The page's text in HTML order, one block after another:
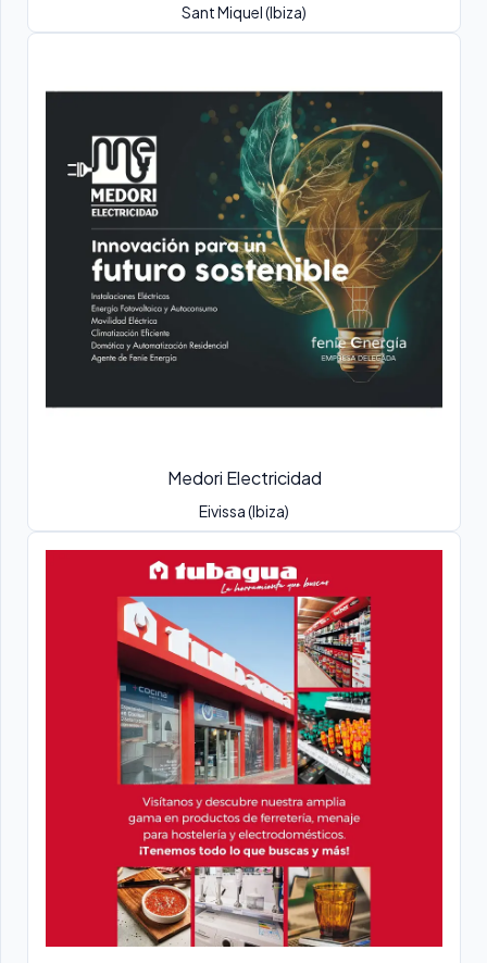
Sant Miquel (Ibiza)
Medori Electricidad
Eivissa (Ibiza)